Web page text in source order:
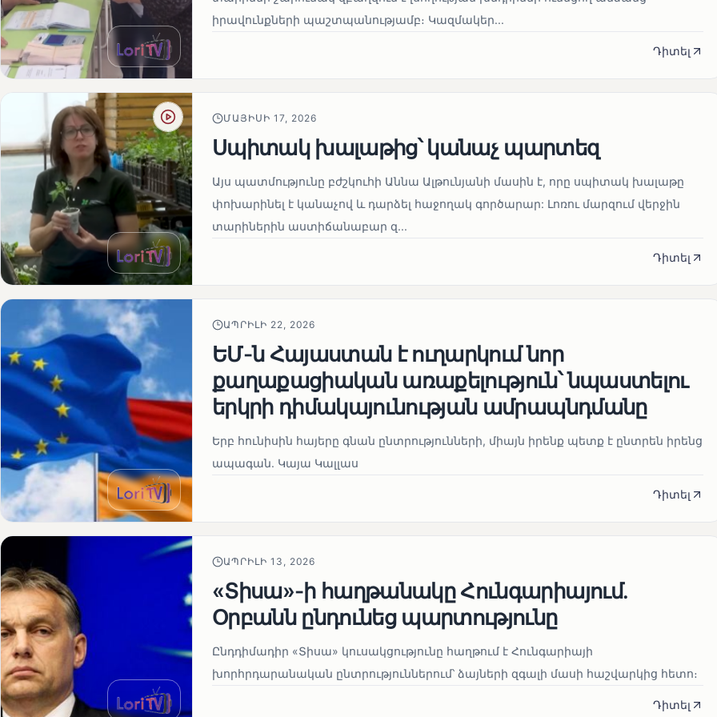
իրավունքների պաշտպանությամբ։ Կազմակեր...
Դիտել
ՄԱՅԻՍԻ 17, 2026
Սպիտակ խալաթից՝ կանաչ պարտեզ
Այս պատմությունը բժշկուհի Աննա Ալթունյանի մասին է, որը սպիտակ խալաթը
փոխարինել է կանաչով և դարձել հաջողակ գործարար: Լոռու մարզում վերջին
տարիներին աստիճանաբար զ...
Դիտել
ԱՊՐԻԼԻ 22, 2026
ԵՄ-ն Հայաստան է ուղարկում նոր
քաղաքացիական առաքելություն՝ նպաստելու
երկրի դիմակայունության ամրապնդմանը
Երբ հունիսին հայերը գնան ընտրությունների, միայն իրենք պետք է ընտրեն իրենց
ապագան. Կայա Կալլաս
Դիտել
ԱՊՐԻԼԻ 13, 2026
«Տիսա»-ի հաղթանակը Հունգարիայում․
Օրբանն ընդունեց պարտությունը
Ընդդիմադիր «Տիսա» կուսակցությունը հաղթում է Հունգարիայի
խորհրդարանական ընտրություններում՝ ձայների զգալի մասի հաշվարկից հետո։
Դիտել